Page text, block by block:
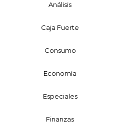
Análisis
Caja Fuerte
Consumo
Economía
Especiales
Finanzas